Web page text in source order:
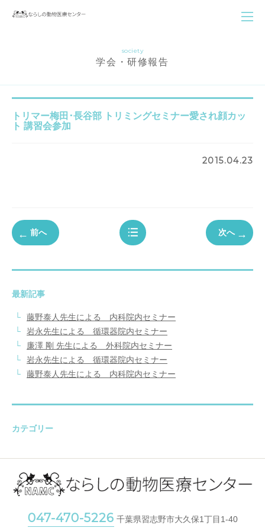
society
学会・研修報告
トリマー梅田･長谷部 トリミングセミナー愛され顔カッ
ト 講習会参加
2015.04.23
前へ 次へ
最新記事
藤野泰人先生による 内科院内セミナー
岩永先生による 循環器院内セミナー
廉澤 剛 先生による 外科院内セミナー
岩永先生による 循環器院内セミナー
藤野泰人先生による 内科院内セミナー
カテゴリー
047-470-5226 千葉県習志野市大久保1丁目1-40